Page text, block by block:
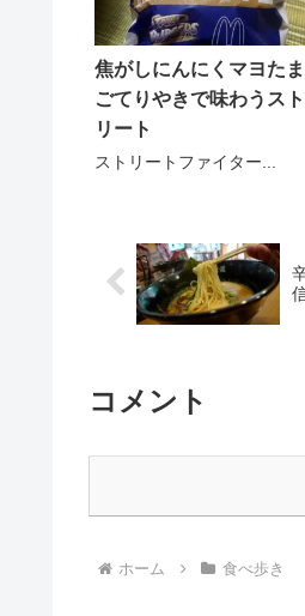
焦がしにんにくマヨたま
ごてりやきで味わうスト
リート
ストリートファイター...
コメント
ホーム 食べ歩き